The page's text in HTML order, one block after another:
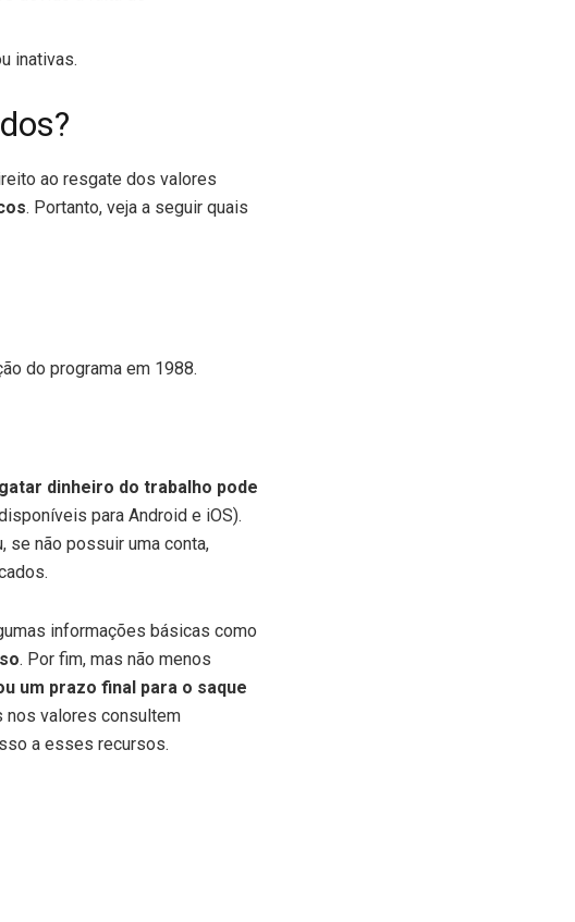
inativas.
ao resgate dos valores
. Portanto, veja a seguir quais
do programa em 1988.
dinheiro do trabalho pode
para Android e iOS).
se não possuir uma conta,
informações básicas como
. Por fim, mas não menos
um prazo final para o saque
nos valores consultem
a esses recursos.